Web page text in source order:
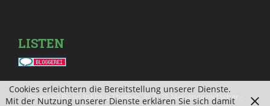
LISTEN
Powered By by Inkhive Themes
. © 2026 Meisengezwitscher -
Cookies erleichtern die Bereitstellung unserer Dienste.
Mit der Nutzung unserer Dienste erklären Sie sich damit